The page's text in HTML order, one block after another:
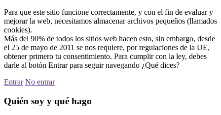
Para que este sitio funcione correctamente, y con el fin de evaluar y
mejorar la web, necesitamos almacenar archivos pequeños (llamados
cookies).
Más del 90% de todos los sitios web hacen esto, sin embargo, desde
el 25 de mayo de 2011 se nos requiere, por regulaciones de la UE,
obtener primero tu consentimiento. Para cumplir con la ley, debes
darle al botón Entrar para seguir navegando ¿Qué dices?
Entrar No entrar
Quién soy y qué hago